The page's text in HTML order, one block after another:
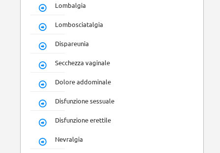
Lombalgia
Lombosciatalgia
Dispareunia
Secchezza vaginale
Dolore addominale
Disfunzione sessuale
Disfunzione erettile
Nevralgia